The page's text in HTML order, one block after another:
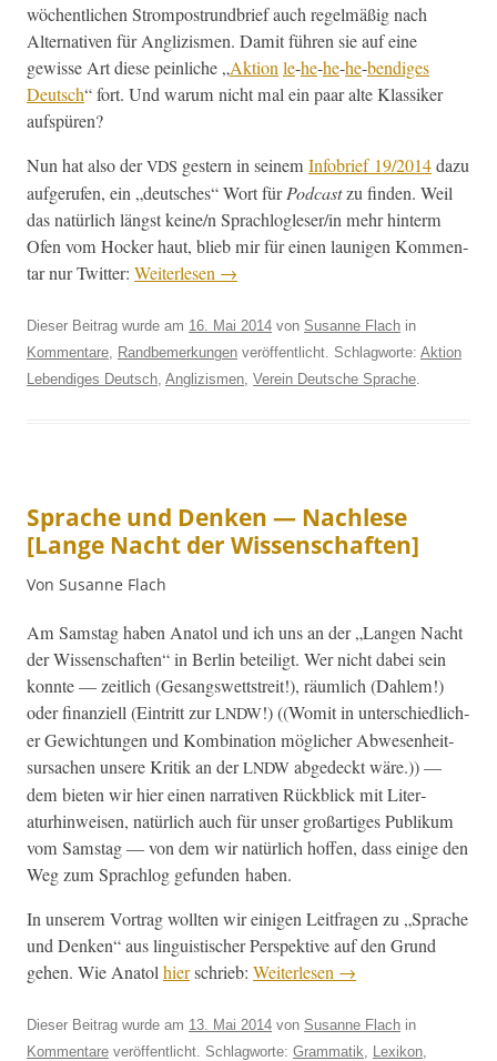
wöchentlichen Strompostrund­brief auch regelmäßig nach
Alter­na­tiv­en für Anglizis­men. Damit führen sie auf eine
gewisse Art diese pein­liche „Aktionle-he-he-he-bendi­ges
Deutsch“ fort. Und warum nicht mal ein paar alte Klas­sik­er
aufspüren?
Nun hat also derVDS gestern in seinem Info­brief 19/2014dazu
aufgerufen, ein „deutsches“ Wort fürPod­castzu find­en. Weil
das natür­lich längst keine/n Sprachlogleser/in mehr hin­term
Ofen vom Hock­er haut, blieb mir für einen lau­ni­gen Kom­men­
tar nur Twit­ter: Weit­er­lesen →
Dieser Beitrag wurde am 16. Mai 2014 von Susanne Flach in
Kommentare
Randbemerkungen veröffentlicht. Schlagworte: Aktion
Lebendiges Deutsch Anglizismen Verein Deutsche Sprache
Sprache und Denken — Nachlese
[Lange Nacht der Wissenschaften]
Von Susanne Flach
Am Sam­stag haben Ana­tol und ich uns an der „Lan­gen Nacht
der Wis­senschaften“ in Berlin beteiligt. Wer nicht dabei sein
kon­nte — zeitlich (Gesangswettstre­it!), räum­lich (Dahlem!)
oder finanziell (Ein­tritt zurLNDW!) ((Wom­it in unter­schiedlich­
er Gewich­tun­gen und Kom­bi­na­tion möglich­er Abwe­sen­heit­
sur­sachen unsere Kri­tik an derLNDW abgedeckt wäre.)) —
dem bieten wir hier einen nar­ra­tiv­en Rück­blick mit Lit­er­
aturhin­weisen, natür­lich auch für unser großar­tiges Pub­likum
vom Sam­stag — von dem wir natür­lich hof­fen, dass einige den
Weg zum Sprachlog gefun­den haben.
In unserem Vor­trag woll­ten wir eini­gen Leit­fra­gen zu „Sprache
und Denken“ aus lin­guis­tis­ch­er Per­spek­tive auf den Grund
gehen. Wie Ana­tolhierschrieb: Weit­er­lesen →
Dieser Beitrag wurde am 13. Mai 2014 von Susanne Flach in
Kommentare veröffentlicht. Schlagworte: Grammatik Lexikon